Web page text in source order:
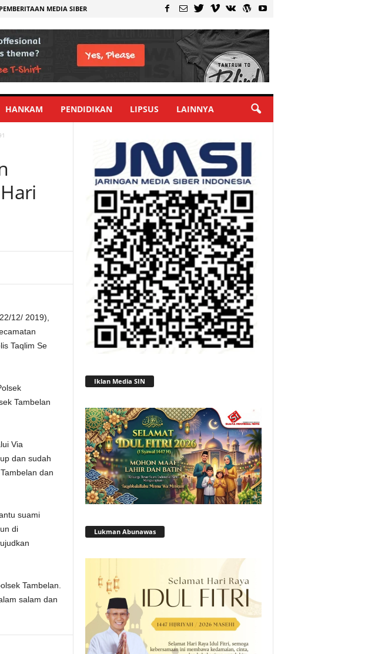
MEDIA SIBER
HANKAM PENDIDIKAN LIPSUS LAINNYA
12/ 2019),
Taqlim Se
Tambelan
Via
dan sudah
dan
suami
di
Tambelan.
salam dan
Iklan Media SIN
Lukman Abunawas